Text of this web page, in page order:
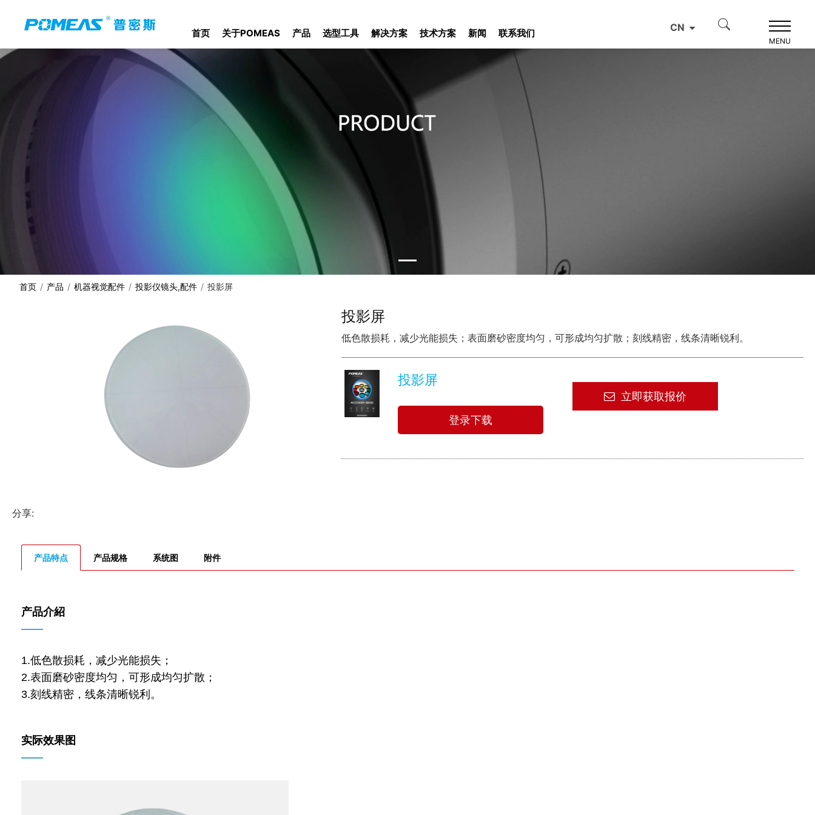
首页 关于POMEAS 产品 选型工具 解决方案 技术方案 新闻 联系我们 CN
MENU
首页 产品 机器视觉配件 投影仪镜头,配件 投影屏
分享:
投影屏
低色散损耗，减少光能损失；表面磨砂密度均匀，可形成均匀扩散；刻线精密，线条清晰锐利。
投影屏
登录下载
立即获取报价
产品特点 产品规格 系统图 附件
产品介紹
——
1.低色散损耗，减少光能损失；
2.表面磨砂密度均匀，可形成均匀扩散；
3.刻线精密，线条清晰锐利。
实际效果图
——